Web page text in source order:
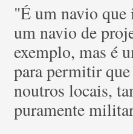
"É um navio que
um navio de
exemplo, mas é
para permitir
noutros locais,
puramente